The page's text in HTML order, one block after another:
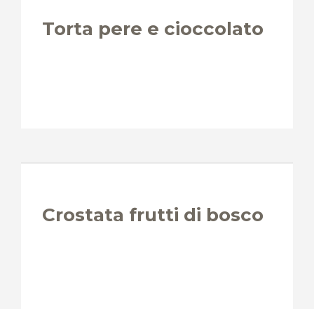
Torta pere e cioccolato
Crostata frutti di bosco